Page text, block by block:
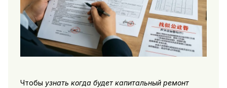
Чтобы узнать когда будет капитальный ремонт